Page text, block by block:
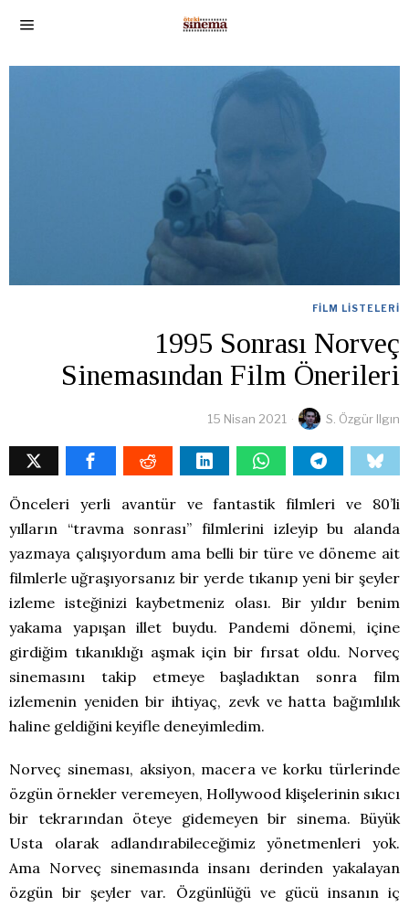
FILM LISTELERI
1995 Sonrası Norveç
Sinemasından Film Önerileri
15 Nisan 2021 S. Özgür Ilgın
Önceleri yerli avantür ve fantastik filmleri ve 80’li
yılların “travma sonrası” filmlerini izleyip bu alanda
yazmaya çalışıyordum ama belli bir türe ve döneme ait
filmlerle uğraşıyorsanız bir yerde tıkanıp yeni bir şeyler
izleme isteğinizi kaybetmeniz olası. Bir yıldır benim
yakama yapışan illet buydu. Pandemi dönemi, içine
girdiğim tıkanıklığı aşmak için bir fırsat oldu. Norveç
sinemasını takip etmeye başladıktan sonra film
izlemenin yeniden bir ihtiyaç, zevk ve hatta bağımlılık
haline geldiğini keyifle deneyimledim.
Norveç sineması, aksiyon, macera ve korku türlerinde
özgün örnekler veremeyen, Hollywood klişelerinin sıkıcı
bir tekrarından öteye gidemeyen bir sinema. Büyük
Usta olarak adlandırabileceğimiz yönetmenleri yok.
Ama Norveç sinemasında insanı derinden yakalayan
özgün bir şeyler var. Özgünlüğü ve gücü insanın iç